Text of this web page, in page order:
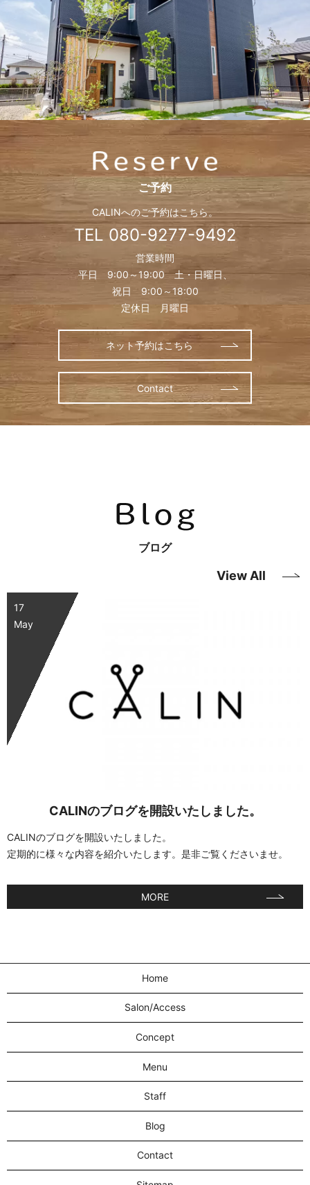
ご予約
CALINへのご予約はこちら。
TEL 080-9277-9492
営業時間
平日 9:00～19:00 土・日曜日、
祝日 9:00～18:00
定休日 月曜日
ネット予約はこちら
Contact
ブログ
View All
17
May
CALINのブログを開設いたしました。
CALINのブログを開設いたしました。
定期的に様々な内容を紹介いたします。是非ご覧くださいませ。
MORE
Home
Salon/Access
Concept
Menu
Staff
Blog
Contact